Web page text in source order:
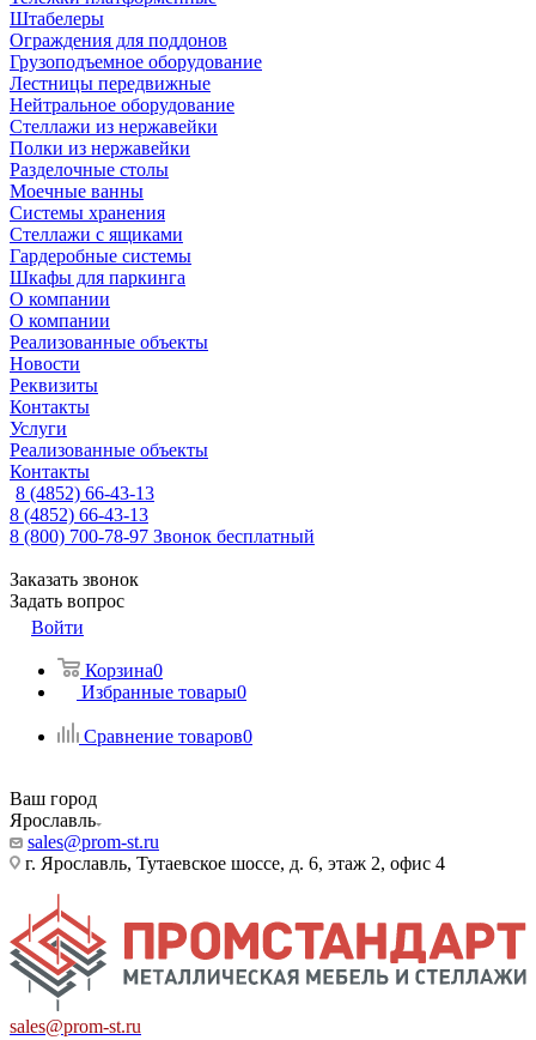
Штабелеры
Ограждения для поддонов
Грузоподъемное оборудование
Лестницы передвижные
Нейтральное оборудование
Стеллажи из нержавейки
Полки из нержавейки
Разделочные столы
Моечные ванны
Системы хранения
Стеллажи с ящиками
Гардеробные системы
Шкафы для паркинга
О компании
О компании
Реализованные объекты
Новости
Реквизиты
Контакты
Услуги
Реализованные объекты
Контакты
8 (4852) 66-43-13
8 (4852) 66-43-13
8 (800) 700-78-97 Звонок бесплатный
Заказать звонок
Задать вопрос
Войти
Корзина0
Избранные товары0
Сравнение товаров0
Ваш город
Ярославль
sales@prom-st.ru
г. Ярославль, Тутаевское шоссе, д. 6, этаж 2, офис 4
sales@prom-st.ru